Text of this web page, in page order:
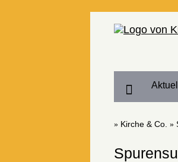
Kirche & Co.